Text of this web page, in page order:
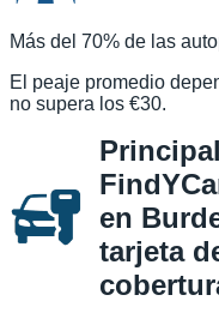
Más del 70% de las
El peaje promedio
no supera los €30.
en
tarjeta